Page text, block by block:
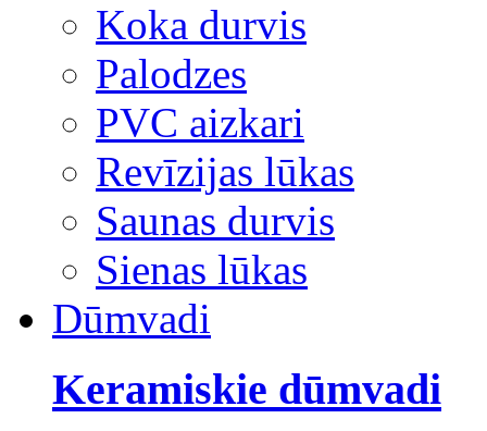
Koka durvis
Palodzes
PVC aizkari
Revīzijas lūkas
Saunas durvis
Sienas lūkas
Dūmvadi
Keramiskie dūmvadi